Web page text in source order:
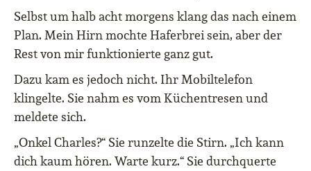
Selbst um halb acht morgens klang das nach einem
Plan. Mein Hirn mochte Haferbrei sein, aber der
Rest von mir funktionierte ganz gut.
Dazu kam es jedoch nicht. Ihr Mobiltelefon
klingelte. Sie nahm es vom Küchentresen und
meldete sich.
„Onkel Charles?“ Sie runzelte die Stirn. „Ich kann
dich kaum hören. Warte kurz.“ Sie durchquerte